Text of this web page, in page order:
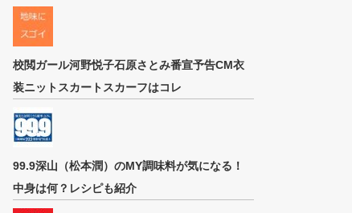
校閲ガール河野悦子石原さとみ番宣予告CM衣
装ニットスカートスカーフはコレ
99.9深山（松本潤）のMY調味料が気になる！
中身は何？レシピも紹介